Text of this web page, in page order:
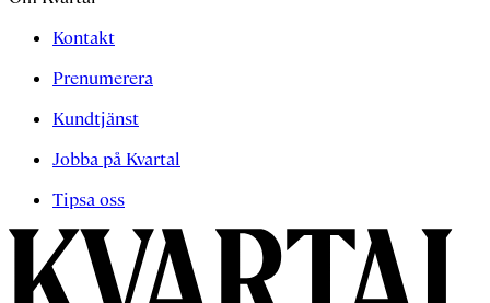
Kontakt
Prenumerera
Kundtjänst
Jobba på Kvartal
Tipsa oss